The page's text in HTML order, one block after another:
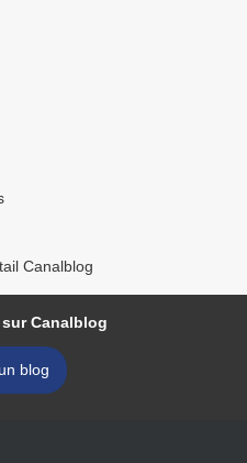
Canalblog
Canalblog
blog